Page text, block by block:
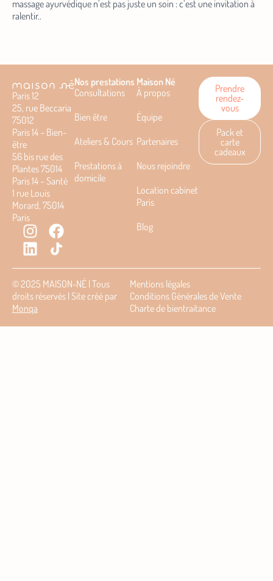
massage ayurvédique n’est pas juste un soin : c’est une invitation à
ralentir..
Paris 12
25, rue Beccaria
75012
Paris 14 – Bien-
être
56 bis rue des
Plantes 75014
Paris 14 – Santé
1 rue Louis
Morard, 75014
Paris
Nos prestations
Consultations
Bien être
Ateliers & Cours
Prestations à
domicile
Maison Né
À propos
Équipe
Partenaires
Nous rejoindre
Location cabinet
Paris
Blog
Prendre
rendez-
vous
Pack et
carte
cadeaux
© 2025 MAISON-NÉ | Tous
droits réservés | Site créé par
Monqa
Mentions légales
Conditions Générales de Vente
Charte de bientraitance